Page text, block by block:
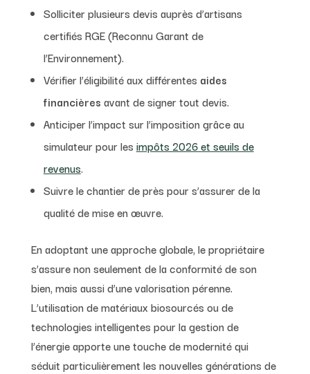
Solliciter plusieurs devis auprès d’artisans
certifiés RGE (Reconnu Garant de
l’Environnement).
Vérifier l’éligibilité aux différentes aides
financières avant de signer tout devis.
Anticiper l’impact sur l’imposition grâce au
simulateur pour les impôts 2026 et seuils de
revenus.
Suivre le chantier de près pour s’assurer de la
qualité de mise en œuvre.
En adoptant une approche globale, le propriétaire
s’assure non seulement de la conformité de son
bien, mais aussi d’une valorisation pérenne.
L’utilisation de matériaux biosourcés ou de
technologies intelligentes pour la gestion de
l’énergie apporte une touche de modernité qui
séduit particulièrement les nouvelles générations de